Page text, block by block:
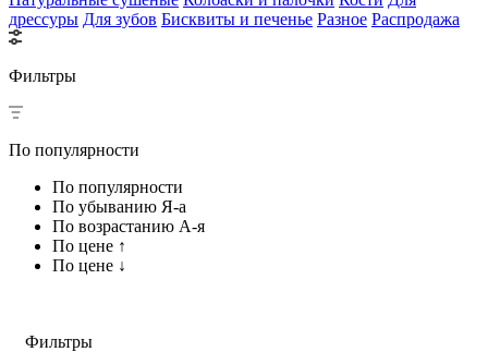
дрессуры Для зубов Бисквиты и печенье Разное Распродажа
Фильтры
По популярности
По популярности
По убыванию Я-а
По возрастанию А-я
По цене ↑
По цене ↓
Фильтры